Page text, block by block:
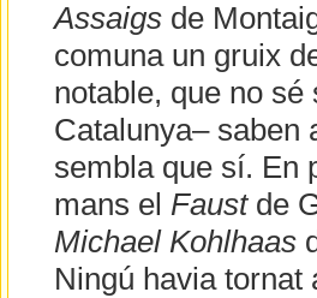
Assaigsde
comuna un gruix
notable, que no sé
Catalunya– saben
sembla que sí. En
mans el Faustde
Michael Kohlhaas
Ningú havia tornat